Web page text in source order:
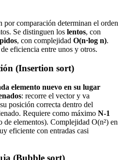
por comparación determinan el orden
Se distinguen los lentos, con
, con complejidad O(n·log n).
eficiencia entre unos y otros.
(Insertion sort)
elemento nuevo en su lugar
: recorre el vector y va
posición correcta dentro del
Requiere como máximo N-1
de elementos). Complejidad O(n²) en
eficiente con entradas casi
(Bubble sort)